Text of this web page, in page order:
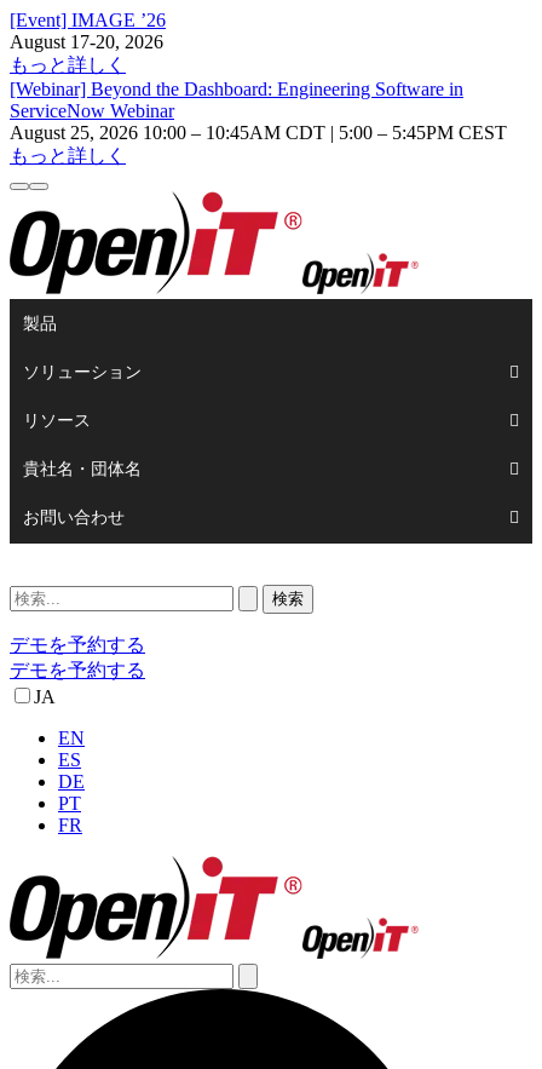
[Event] IMAGE ’26
August 17-20, 2026
もっと詳しく
[Webinar] Beyond the Dashboard: Engineering Software in
ServiceNow Webinar
August 25, 2026 10:00 – 10:45AM CDT | 5:00 – 5:45PM CEST
もっと詳しく
製品
ソリューション
リソース
貴社名・団体名
お問い合わせ
デモを予約する
デモを予約する
JA
EN
ES
DE
PT
FR